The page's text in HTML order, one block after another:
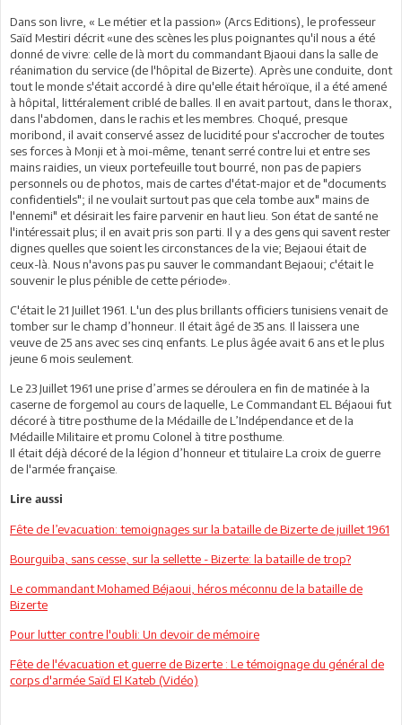
Dans son livre, « Le métier et la passion» (Arcs Editions), le professeur
Saïd Mestiri décrit «une des scènes les plus poignantes qu'il nous a été
donné de vivre: celle de là mort du commandant Bjaoui dans la salle de
réanimation du service (de l'hôpital de Bizerte). Après une conduite, dont
tout le monde s'était accordé à dire qu'elle était héroïque, il a été amené
à hôpital, littéralement criblé de balles. Il en avait partout, dans le thorax,
dans l'abdomen, dans le rachis et les membres. Choqué, presque
moribond, il avait conservé assez de lucidité pour s'accrocher de toutes
ses forces à Monji et à moi-même, tenant serré contre lui et entre ses
mains raidies, un vieux portefeuille tout bourré, non pas de papiers
personnels ou de photos, mais de cartes d'état-major et de "documents
confidentiels"; il ne voulait surtout pas que cela tombe aux" mains de
l'ennemi" et désirait les faire parvenir en haut lieu. Son état de santé ne
l'intéressait plus; il en avait pris son parti. Il y a des gens qui savent rester
dignes quelles que soient les circonstances de la vie; Bejaoui était de
ceux-là. Nous n'avons pas pu sauver le commandant Bejaoui; c'était le
souvenir le plus pénible de cette période».
C'était le 21 Juillet 1961. L'un des plus brillants officiers tunisiens venait de
tomber sur le champ d’honneur. Il était âgé de 35 ans. Il laissera une
veuve de 25 ans avec ses cinq enfants. Le plus âgée avait 6 ans et le plus
jeune 6 mois seulement.
Le 23 Juillet 1961 une prise d’armes se déroulera en fin de matinée à la
caserne de forgemol au cours de laquelle, Le Commandant EL Béjaoui fut
décoré à titre posthume de la Médaille de L’Indépendance et de la
Médaille Militaire et promu Colonel à titre posthume.
Il était déjà décoré de la légion d’honneur et titulaire La croix de guerre
de l'armée française.
Lire aussi
Fête de l’evacuation: temoignages sur la bataille de Bizerte de juillet 1961
Bourguiba, sans cesse, sur la sellette - Bizerte: la bataille de trop?
Le commandant Mohamed Béjaoui, héros méconnu de la bataille de
Bizerte
Pour lutter contre l'oubli: Un devoir de mémoire
Fête de l'évacuation et guerre de Bizerte : Le témoignage du général de
corps d'armée Saïd El Kateb (Vidéo)